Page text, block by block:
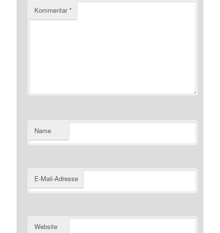
Kommentar*
Name
E-Mail-Adresse
Website